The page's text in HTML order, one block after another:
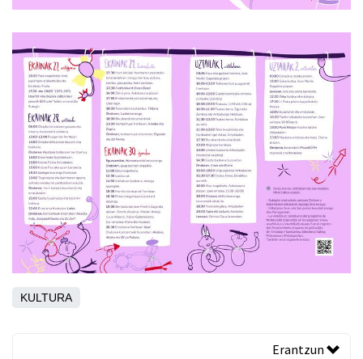
KULTURA
Erantzun